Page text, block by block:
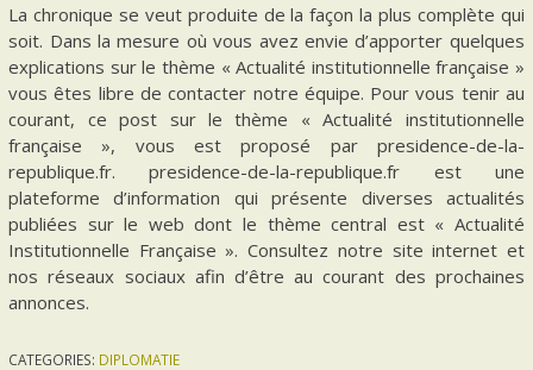
La chronique se veut produite de la façon la plus complète qui
soit. Dans la mesure où vous avez envie d’apporter quelques
explications sur le thème « Actualité institutionnelle française »
vous êtes libre de contacter notre équipe. Pour vous tenir au
courant, ce post sur le thème « Actualité institutionnelle
française », vous est proposé par presidence-de-la-
republique.fr. presidence-de-la-republique.fr est une
plateforme d’information qui présente diverses actualités
publiées sur le web dont le thème central est « Actualité
Institutionnelle Française ». Consultez notre site internet et
nos réseaux sociaux afin d’être au courant des prochaines
annonces.
CATEGORIES: DIPLOMATIE